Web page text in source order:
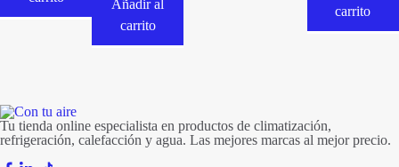
carrito
Añadir al
carrito
Tu tienda online especialista en productos de climatización,
refrigeración, calefacción y agua. Las mejores marcas al mejor precio.